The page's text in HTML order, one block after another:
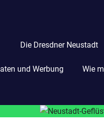
Die Dresdner Neustadt
und Werbung Wie